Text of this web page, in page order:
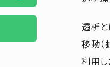
透析
移動（
利用